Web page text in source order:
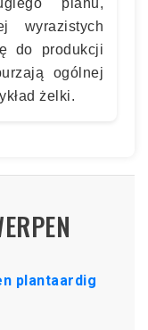
planu,
wyrazistych
do produkcji
ogólnej
żelki.
plantaardig